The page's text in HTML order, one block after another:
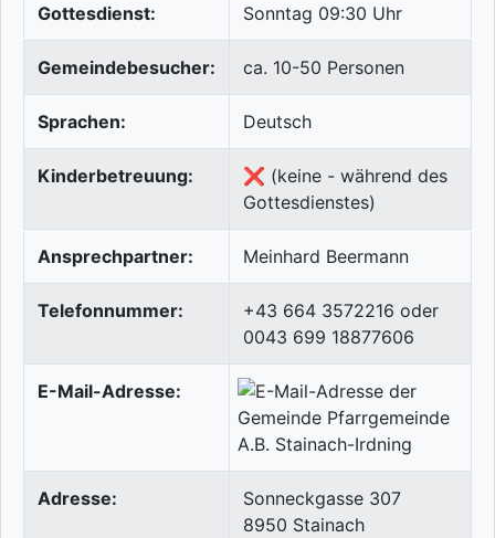
Gottesdienst: Sonntag 09:30 Uhr
Gemeindebesucher: ca. 10-50 Personen
Sprachen: Deutsch
Kinderbetreuung:
❌ (keine - während des
Gottesdienstes)
Ansprechpartner: Meinhard Beermann
Telefonnummer:
+43 664 3572216 oder
0043 699 18877606
E-Mail-Adresse:
Adresse:
Sonneckgasse 307
8950 Stainach